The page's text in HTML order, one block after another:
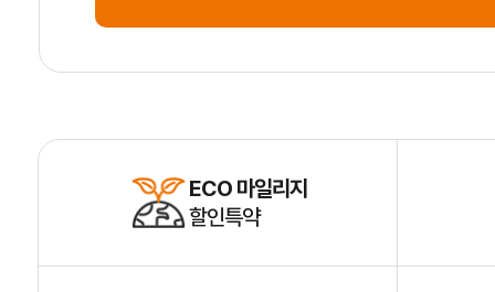
ECO 마일리지
할인특약
박** 보험나이 54세 **분전